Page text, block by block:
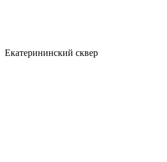
Екатерининский сквер